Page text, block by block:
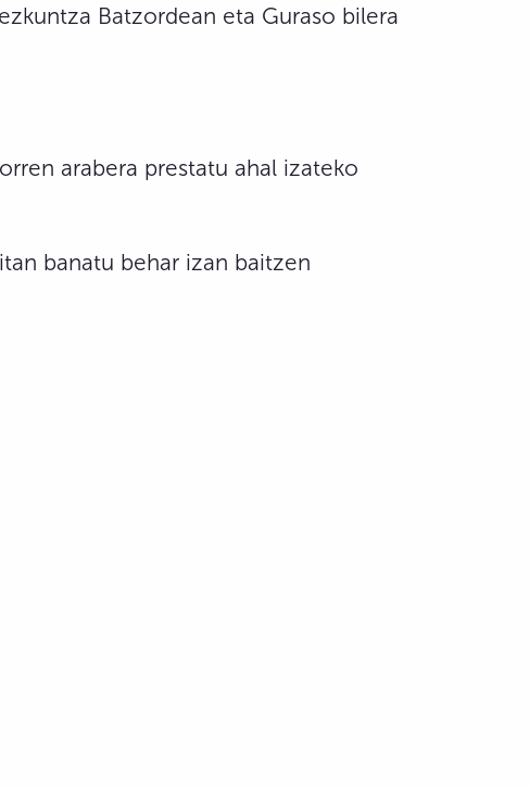
Batzordean eta Guraso bilera
arabera prestatu ahal izateko
banatu behar izan baitzen